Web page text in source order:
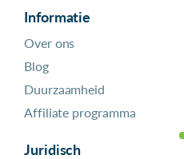
Informatie
Over ons
Blog
Duurzaamheid
Affiliate programma
Juridisch